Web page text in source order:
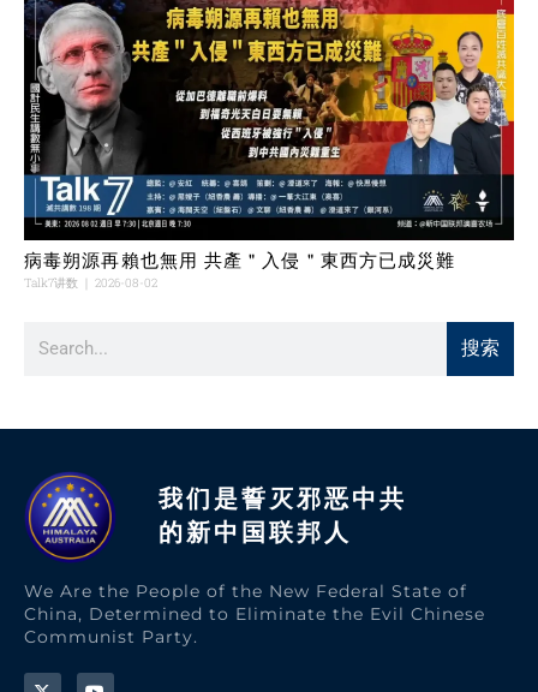
病毒朔源再賴也無用 共產＂入侵＂東西方已成災難
Talk7讲数 2026-08-02
搜索
我们是誓灭邪恶中共
的新中国联邦人​
We Are the People of the New Federal State of
China, Determined to Eliminate the Evil Chinese
Communist Party.